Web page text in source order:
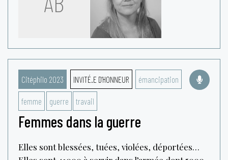
Citéphilo 2023 INVITÉ.E D'HONNEUR émancipation
femme guerre travail
Femmes dans la guerre
Elles sont blessées, tuées, violées, déportées…